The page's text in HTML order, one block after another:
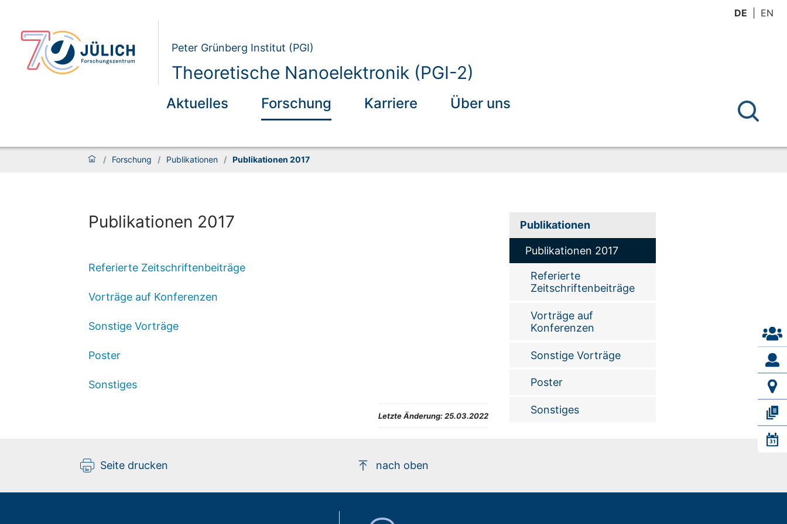
DE EN
Peter Grünberg Institut (PGI)
Theoretische Nanoelektronik (PGI-2)
Aktuelles Forschung Karriere Über uns
/ Forschung / Publikationen / Publikationen 2017
Publikationen 2017
Referierte Zeitschriftenbeiträge
Vorträge auf Konferenzen
Sonstige Vorträge
Poster
Sonstiges
Letzte Änderung:25.03.2022
Publikationen
Publikationen 2017
Referierte
Zeitschriftenbeiträge
Vorträge auf
Konferenzen
Sonstige Vorträge
Poster
Sonstiges
Seite drucken nach oben